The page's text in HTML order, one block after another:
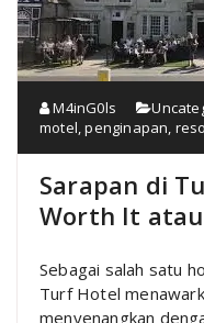
M4inG0ls
motel ,penginapan
Sarapan di
Worth It atau
Sebagai salah satu
Turf Hotel
menyenangkan